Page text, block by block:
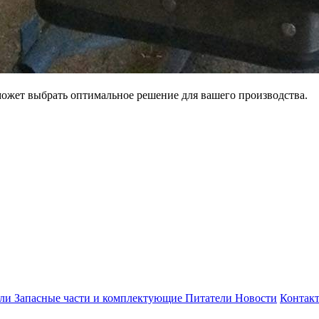
выбрать оптимальное решение для вашего производства.
Запасные части и комплектующие Питатели Новости